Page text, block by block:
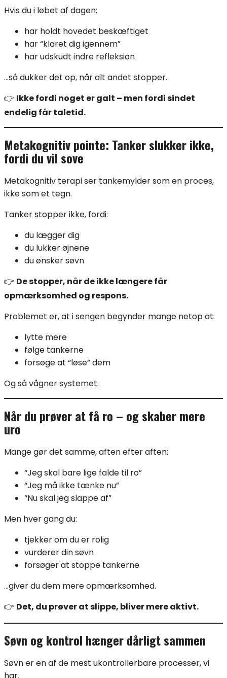
Hvis du i løbet af dagen:
har holdt hovedet beskæftiget
har “klaret dig igennem”
har udskudt indre refleksion
…så dukker det op, når alt andet stopper.
👉 Ikke fordi noget er galt – men fordi sindet
endelig får taletid.
Metakognitiv pointe: Tanker slukker ikke,
fordi du vil sove
Metakognitiv terapi ser tankemylder som en proces,
ikke som et tegn.
Tanker stopper ikke, fordi:
du lægger dig
du lukker øjnene
du ønsker søvn
👉 De stopper, når de ikke længere får
opmærksomhed og respons.
Problemet er, at i sengen begynder mange netop at:
lytte mere
følge tankerne
forsøge at “løse” dem
Og så vågner systemet.
Når du prøver at få ro – og skaber mere
uro
Mange gør det samme, aften efter aften:
“Jeg skal bare lige falde til ro”
“Jeg må ikke tænke nu”
“Nu skal jeg slappe af”
Men hver gang du:
tjekker om du er rolig
vurderer din søvn
forsøger at stoppe tankerne
…giver du dem mere opmærksomhed.
👉 Det, du prøver at slippe, bliver mere aktivt.
Søvn og kontrol hænger dårligt sammen
Søvn er en af de mest ukontrollerbare processer, vi